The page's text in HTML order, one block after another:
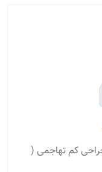
کم تهاجمی (